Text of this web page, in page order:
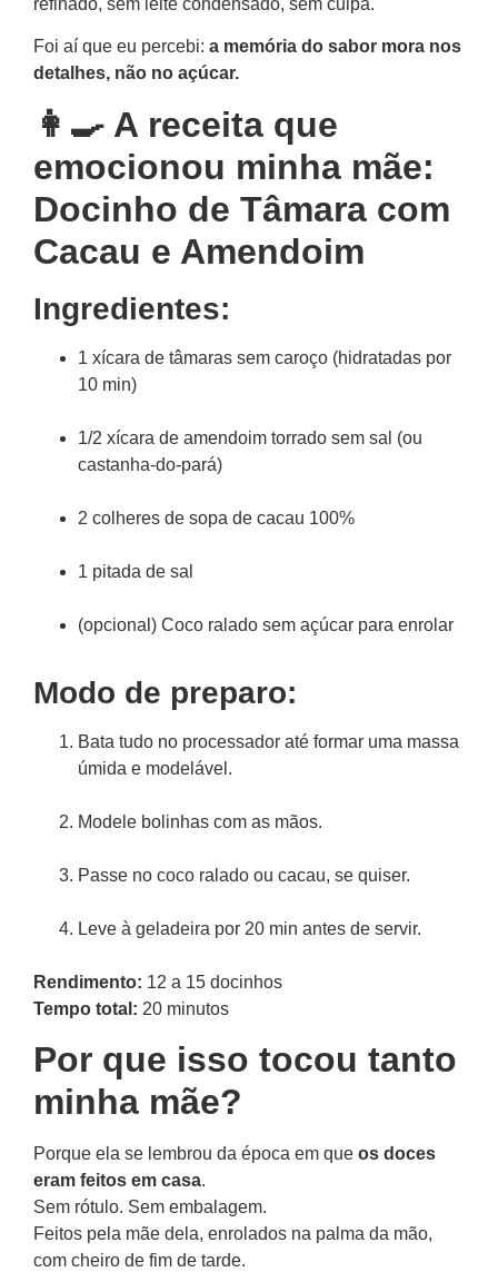
refinado, sem leite condensado, sem culpa.
Foi aí que eu percebi: a memória do sabor mora nos
detalhes, não no açúcar.
👩‍🍳 A receita que
emocionou minha mãe:
Docinho de Tâmara com
Cacau e Amendoim
Ingredientes:
1 xícara de tâmaras sem caroço (hidratadas por
10 min)
1/2 xícara de amendoim torrado sem sal (ou
castanha-do-pará)
2 colheres de sopa de cacau 100%
1 pitada de sal
(opcional) Coco ralado sem açúcar para enrolar
Modo de preparo:
Bata tudo no processador até formar uma massa
úmida e modelável.
Modele bolinhas com as mãos.
Passe no coco ralado ou cacau, se quiser.
Leve à geladeira por 20 min antes de servir.
Rendimento: 12 a 15 docinhos
Tempo total: 20 minutos
Por que isso tocou tanto
minha mãe?
Porque ela se lembrou da época em que os doces
eram feitos em casa.
Sem rótulo. Sem embalagem.
Feitos pela mãe dela, enrolados na palma da mão,
com cheiro de fim de tarde.